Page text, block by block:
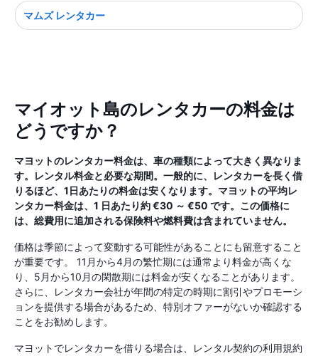
マムズ レンタカー
マイオット島のレンタカーの料金は
どうですか？
マヨットのレンタカー料金は、車の種類によって大きく異なりま
す。レンタル料金と必要な期間。一般的に、レンタカーを長く借
りるほど、1日あたりの料金は安くなります。マヨットの平均レ
ンタカー料金は、1 日あたり約 €30 ～ €50 です。この価格に
は、総費用に追加される保険料や燃料費は含まれていません。
価格は季節によって変動する可能性があることにも留意すること
が重要です。 11月から4月の繁忙期には通常より料金が高くな
り、5月から10月の閑散期には料金が安くなることがあります。
さらに、レンタカー会社が年間の特定の時期に割引やプロモーシ
ョンを提供する場合があるため、特別オファーがないか確認する
ことをお勧めします。
マヨットでレンタカーを借りる場合は、レンタル契約の利用規約